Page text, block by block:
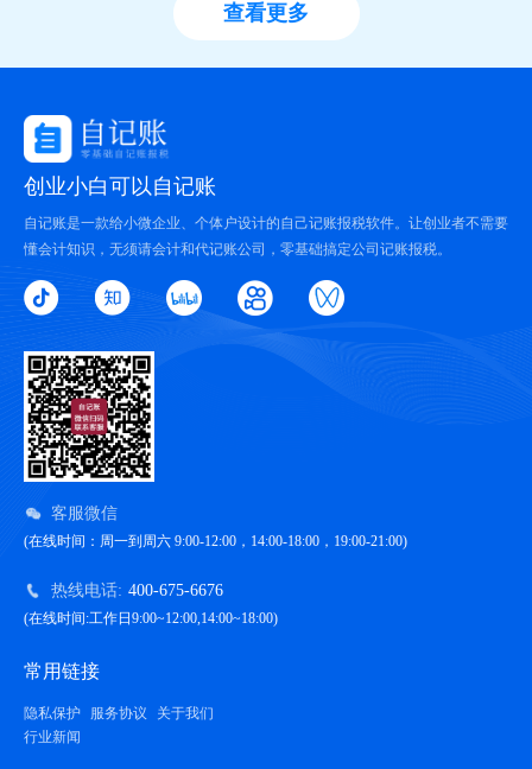
查看更多
创业小白可以自记账
自记账是一款给小微企业、个体户设计的自己记账报税软件。让创业者不需要
懂会计知识，无须请会计和代记账公司，零基础搞定公司记账报税。
客服微信
(在线时间：周一到周六 9:00-12:00，14:00-18:00，19:00-21:00)
热线电话: 400-675-6676
(在线时间:工作日9:00~12:00,14:00~18:00)
常用链接
隐私保护 服务协议
关于我们
行业新闻